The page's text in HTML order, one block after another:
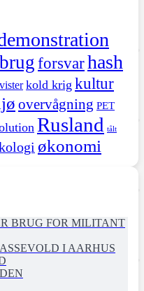
forsvarhash
kold krig kultur
overvågning PET
Rusland tålt
økonomi
BRUG FOR MILITANT
I AARHUS